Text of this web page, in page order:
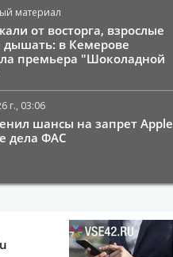
материал
от восторга, взрослые
дышать: в Кемерове
премьера "Шоколадной
г., 03:06
шансы на запрет Apple
дела ФАС